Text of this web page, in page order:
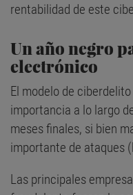
rentabilidad de este
Un año negro
electrónico
El modelo de ciberdelito
importancia a lo largo
meses finales, si bien
importante de ataques
Las principales